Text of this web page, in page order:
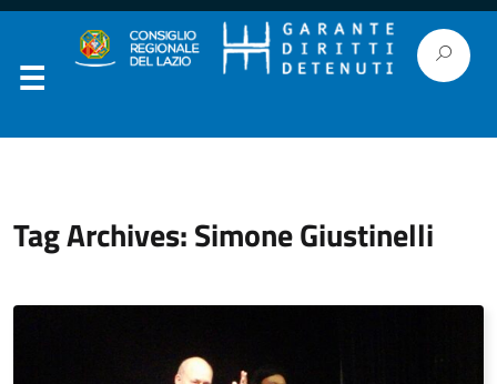
Tag Archives: Simone Giustinelli